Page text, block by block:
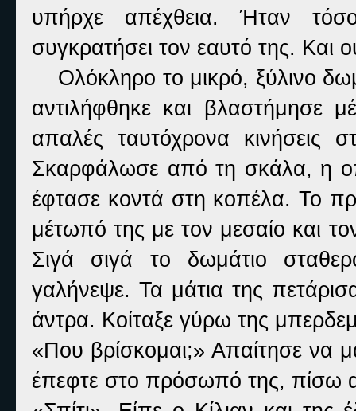
υπήρχε απέχθεια. Ήταν
συγκρατήσει τον εαυτό της. Και
Ολόκληρο το μικρό, ξύλινο
αντιλήφθηκε και βλαστήμησε
απαλές ταυτόχρονα κινήσεις
Σκαρφάλωσε από τη σκάλα, η
έφτασε κοντά στη κοπέλα. Το
μέτωπό της με τον μεσαίο και
Σιγά σιγά το δωμάτιο
γαλήνεψε. Τα μάτια της
άντρα. Κοίταξε γύρω της
«Που βρίσκομαι;» Απαίτησε να
έπεφτε στο πρόσωπό της, πίσω